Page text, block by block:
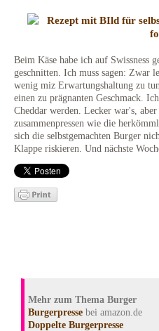
Beim Käse habe ich auf Swissness
geschnitten. Ich muss sagen: Zwar
wenig miz Erwartungshaltung zu
einen zu prägnanten Geschmack.
Cheddar werden. Lecker war's,
zusammenpressen wie die
sich die selbstgemachten Burger
Klappe riskieren. Und nächste
Mehr zum Thema Burger
Burgerpresse bei amazon.de
Doppelte Burgerpresse